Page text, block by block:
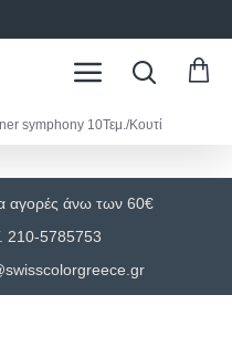
symphony 10Τεμ./Κουτί
αγορές άνω των 60€
210-5785753